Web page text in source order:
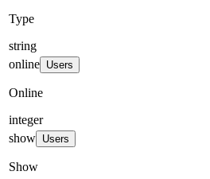
Type
string
online Users
Online
integer
show Users
Show